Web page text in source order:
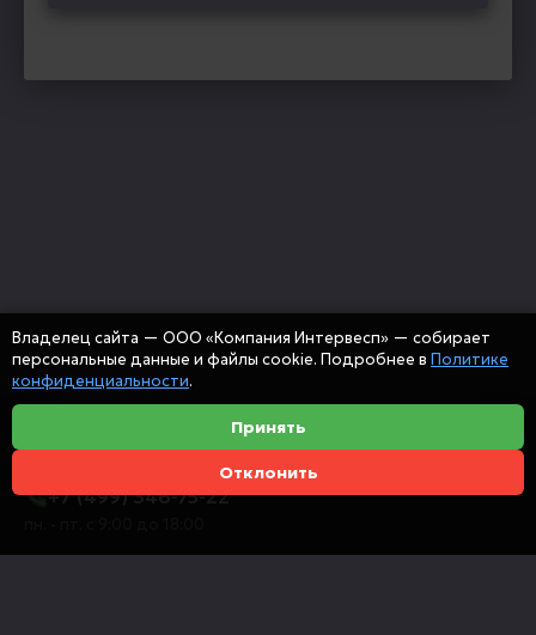
+7 (499) 346-75-22
Владелец сайта — ООО «Компания Интервесп» — собирает
персональные данные и файлы cookie. Подробнее в Политике
конфиденциальности.
Принять
Отклонить